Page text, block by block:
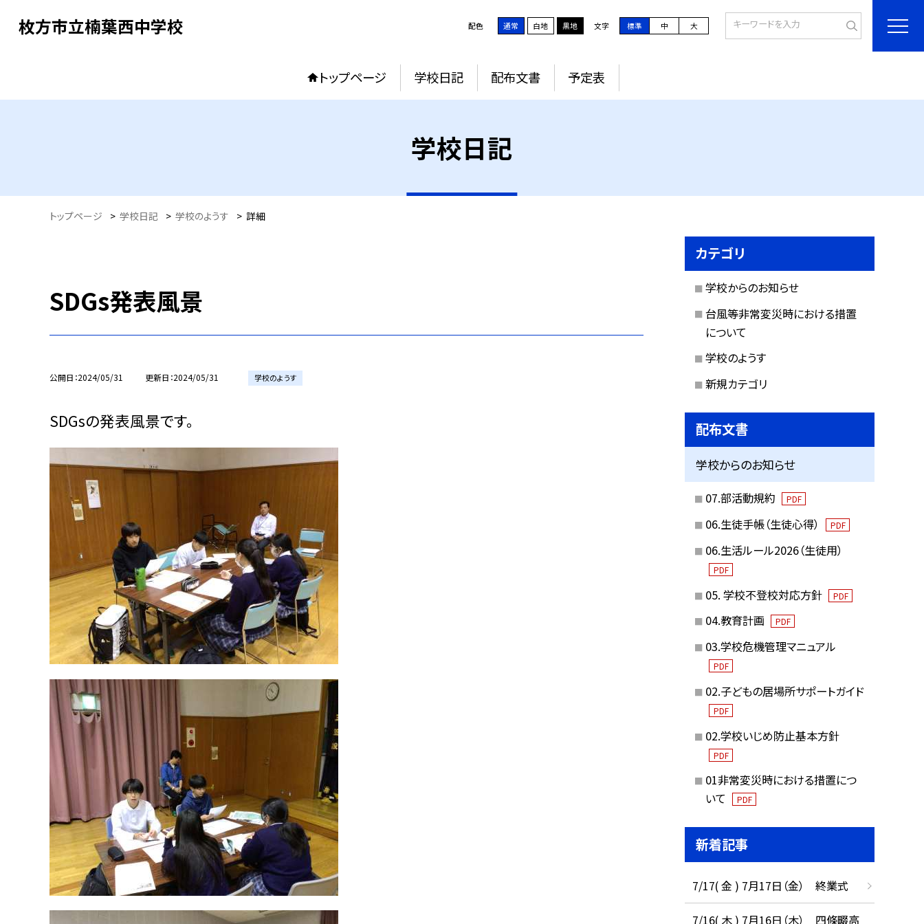
枚方市立楠葉西中学校 配色 通常 白地 黒地 文字 標準 中 大
トップページ 学校日記 配布文書 予定表
学校日記
トップページ > 学校日記 > 学校のようす > 詳細
SDGs発表風景
公開日 2024/05/31 更新日 2024/05/31 学校のようす
SDGsの発表風景です。
カテゴリ
学校からのお知らせ
台風等非常変災時における措置
について
学校のようす
新規カテゴリ
配布文書
学校からのお知らせ
07.部活動規約 PDF
06.生徒手帳（生徒心得） PDF
06.生活ルール2026（生徒用）
PDF
05. 学校不登校対応方針 PDF
04.教育計画 PDF
03.学校危機管理マニュアル
PDF
02.子どもの居場所サポートガイド
PDF
02.学校いじめ防止基本方針
PDF
01非常変災時における措置につ
いて
PDF
新着記事
7/17( 金 ) 7月17日（金） 終業式
7/16( 木 ) 7月16日（木） 四條畷高